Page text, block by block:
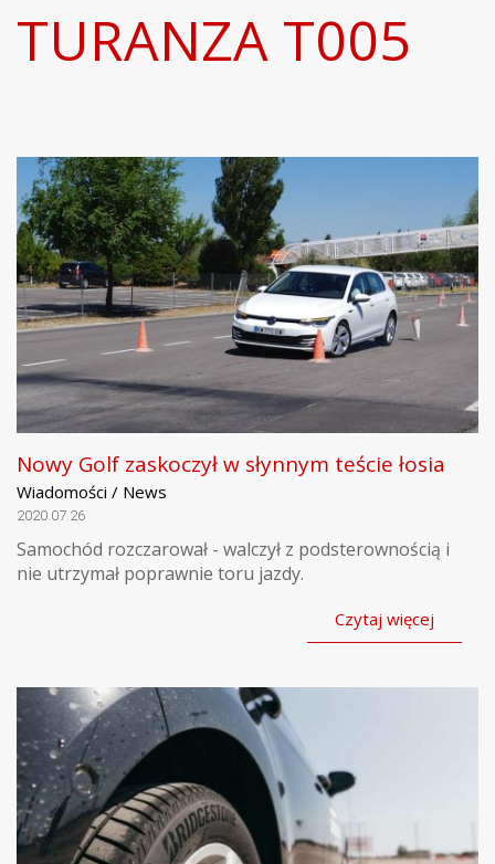
TURANZA T005
Nowy Golf zaskoczył w słynnym teście łosia
Wiadomości / News
2020.07.26
Samochód rozczarował - walczył z podsterownością i
nie utrzymał poprawnie toru jazdy.
Czytaj więcej